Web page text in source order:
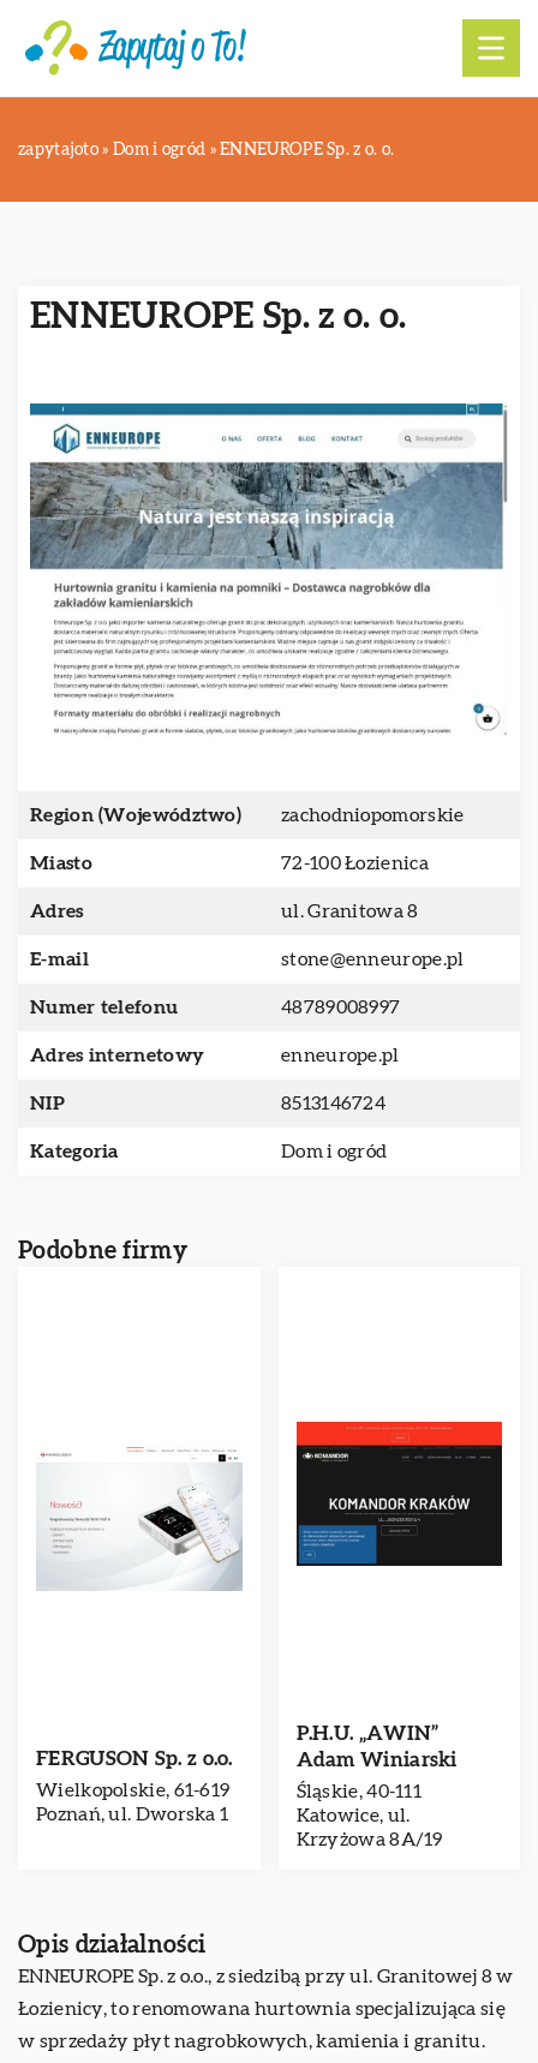
zapytajoto » Dom i ogród »ENNEUROPE Sp. z o. o.
ENNEUROPE Sp. z o. o.
Region (Województwo) zachodniopomorskie
Miasto 72-100 Łozienica
Adres ul. Granitowa 8
E-mail stone@enneurope.pl
Numer telefonu 48789008997
Adres internetowy enneurope.pl
NIP 8513146724
Kategoria Dom i ogród
Podobne firmy
FERGUSON Sp. z o.o.
Wielkopolskie, 61-619
Poznań, ul. Dworska 1
P.H.U. „AWIN”
Adam Winiarski
Śląskie, 40-111
Katowice, ul.
Krzyżowa 8A/19
Opis działalności
ENNEUROPE Sp. z o.o., z siedzibą przy ul. Granitowej 8 w
Łozienicy, to renomowana hurtownia specjalizująca się
w sprzedaży płyt nagrobkowych, kamienia i granitu.